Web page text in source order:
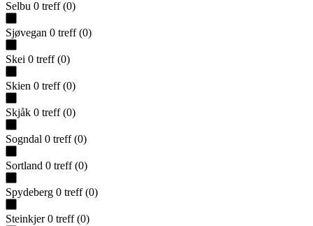
Selbu 0 treff (0)
Sjøvegan 0 treff (0)
Skei 0 treff (0)
Skien 0 treff (0)
Skjåk 0 treff (0)
Sogndal 0 treff (0)
Sortland 0 treff (0)
Spydeberg 0 treff (0)
Steinkjer 0 treff (0)